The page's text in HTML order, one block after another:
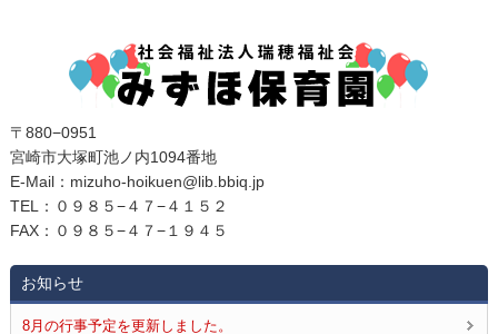
〒880−0951
宮崎市大塚町池ノ内1094番地
E‐Mail：mizuho-hoikuen@lib.bbiq.jp
TEL：０９８５−４７−４１５２
FAX：０９８５−４７−１９４５
お知らせ
8月の行事予定を更新しました。